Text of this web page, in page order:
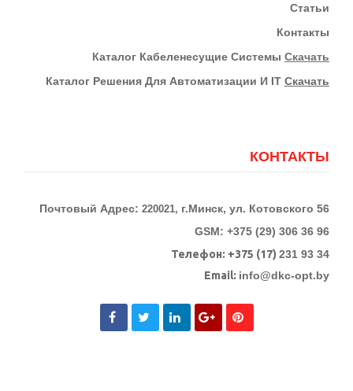
Статьи
Контакты
КАталог Кабеленесущие Системы Скачать
Каталог Решения Для Автоматизации И IT Скачать
КОНТАКТЫ
Почтовый Адрес: 220021, г.Минск, ул. Котовского 56
GSM: +375 (29) 306 36 96
Телефон: +375 (17) 231 93 34
Email: info@dkc-opt.by